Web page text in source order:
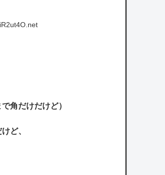
角だけだけど）
ど、